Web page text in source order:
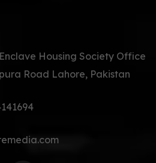
Housing Society Office
Road Lahore, Pakistan